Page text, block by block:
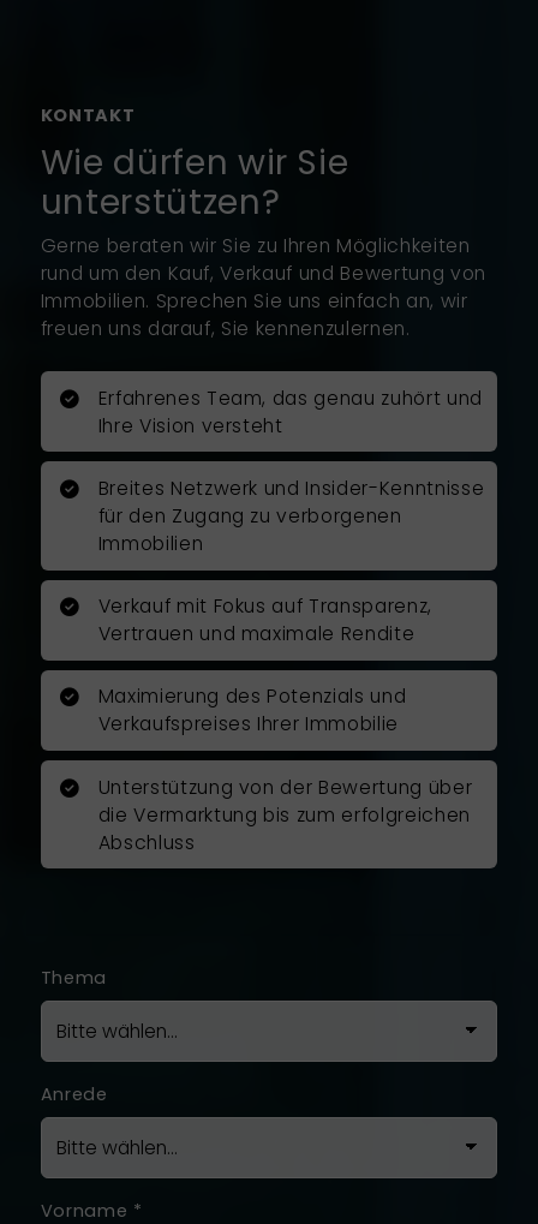
realistisch und konnte im
Abschluss auch erreicht werden.
Mit großer Professionalität führte
er sorgfältig und umsichtig den
Verkauf durch. Er erarbeite ein
überzeugendes Exposé mit Fotos
von einem professionellen
Herr Rosenboom war jederzeit für
mich erreichbar und nahm sich bei
allen großen und kleinen Fragen
Zeit, um mich zu unterstützen. Er
führte den Immobilienverkauf
zügig, zu den vereinbarten
Terminen und zu meiner vollsten
Zufriedenheit durch.
Immobilienfachmann
uneingeschränkt empfehlen und
möchte mich auch auf diesem
Wege noch mal ganz herzlich für
die gute und vertrauensvolle
Zusammenarbeit bedanken!
Ich war mit der Arbeit von Herrn
KONTAKT
Wie dürfen wir Sie
unterstützen?
Gerne beraten wir Sie zu Ihren Möglichkeiten
rund um den Kauf, Verkauf und Bewertung von
Immobilien. Sprechen Sie uns einfach an, wir
freuen uns darauf, Sie kennenzulernen.
Erfahrenes Team, das genau zuhört und
Ihre Vision versteht
Breites Netzwerk und Insider-Kenntnisse
für den Zugang zu verborgenen
Immobilien
Verkauf mit Fokus auf Transparenz,
Vertrauen und maximale Rendite
Maximierung des Potenzials und
Verkaufspreises Ihrer Immobilie
Unterstützung von der Bewertung über
die Vermarktung bis zum erfolgreichen
Abschluss
Thema
Anrede
Vorname *